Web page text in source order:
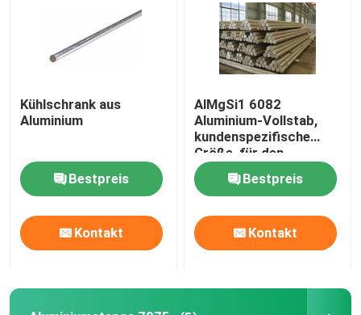
Kühlschrank aus
Aluminium
Bestpreis
Kontakt
AlMgSi1 6082
Aluminium-Vollstab,
kundenspezifische
Größe, für den
konstruktiven
IngenieurbauBestpreis
Kontakt